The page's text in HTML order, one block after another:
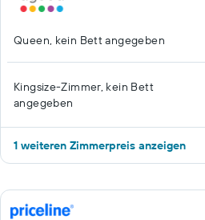
Queen, kein Bett angegeben
Kingsize-Zimmer, kein Bett
angegeben
1 weiteren Zimmerpreis anzeigen